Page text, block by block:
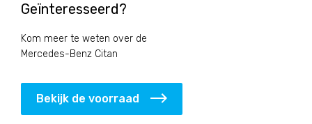
Geïnteresseerd?
Kom meer te weten over de
Mercedes-Benz Citan
Bekijk de voorraad